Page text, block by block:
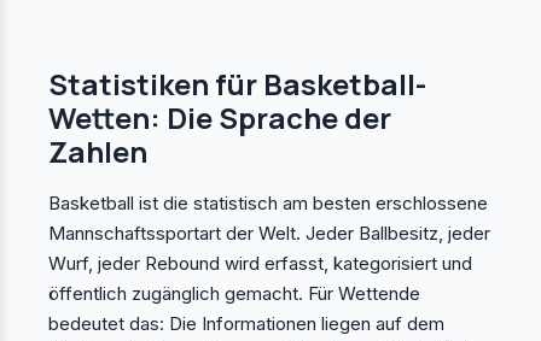
Statistiken für Basketball-
Wetten: Die Sprache der
Zahlen
Basketball ist die statistisch am besten erschlossene
Mannschaftssportart der Welt. Jeder Ballbesitz, jeder
Wurf, jeder Rebound wird erfasst, kategorisiert und
öffentlich zugänglich gemacht. Für Wettende
bedeutet das: Die Informationen liegen auf dem